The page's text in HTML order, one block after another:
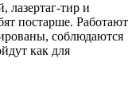
лазертаг-тир и
постарше. Работают
соблюдаются
как для